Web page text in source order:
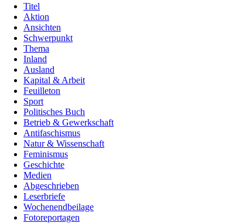
Titel
Aktion
Ansichten
Schwerpunkt
Thema
Inland
Ausland
Kapital & Arbeit
Feuilleton
Sport
Politisches Buch
Betrieb & Gewerkschaft
Antifaschismus
Natur & Wissenschaft
Feminismus
Geschichte
Medien
Abgeschrieben
Leserbriefe
Wochenendbeilage
Fotoreportagen